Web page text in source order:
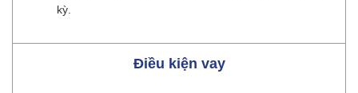
kỳ.
Điều kiện vay